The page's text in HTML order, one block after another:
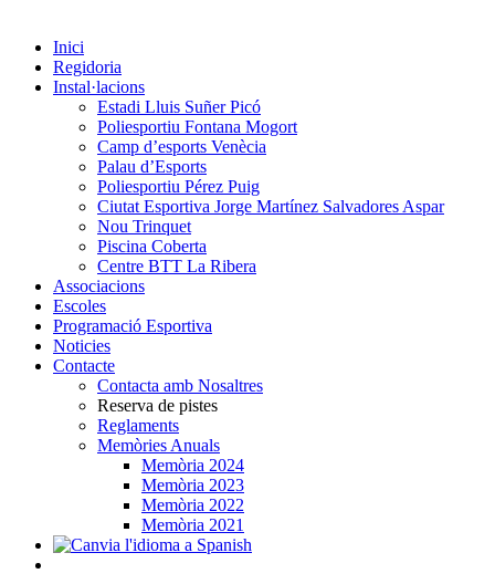
Inici
Regidoria
Instal·lacions
Estadi Lluis Suñer Picó
Poliesportiu Fontana Mogort
Camp d’esports Venècia
Palau d’Esports
Poliesportiu Pérez Puig
Ciutat Esportiva Jorge Martínez Salvadores Aspar
Nou Trinquet
Piscina Coberta
Centre BTT La Ribera
Associacions
Escoles
Programació Esportiva
Noticies
Contacte
Contacta amb Nosaltres
Reserva de pistes
Reglaments
Memòries Anuals
Memòria 2024
Memòria 2023
Memòria 2022
Memòria 2021